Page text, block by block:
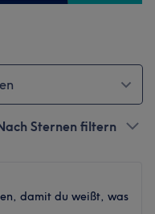
Sternen filtern
damit du weißt, was